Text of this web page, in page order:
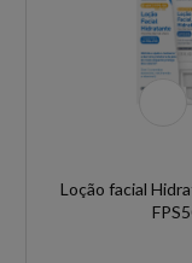
Loção facial